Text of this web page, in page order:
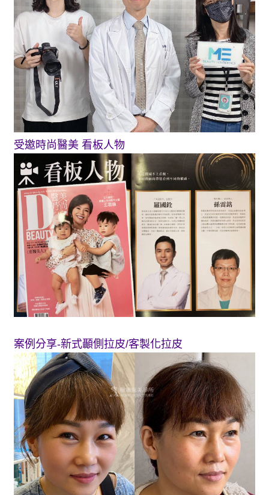
受邀時尚醫美 看板人物
案例分享-新式顳側拉皮/客製化拉皮